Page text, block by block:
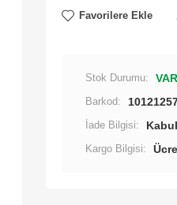
Favorilere Ekle
Stok Durumu: VAR
Barkod:
İade Bilgisi:
Kargo Bilgisi: